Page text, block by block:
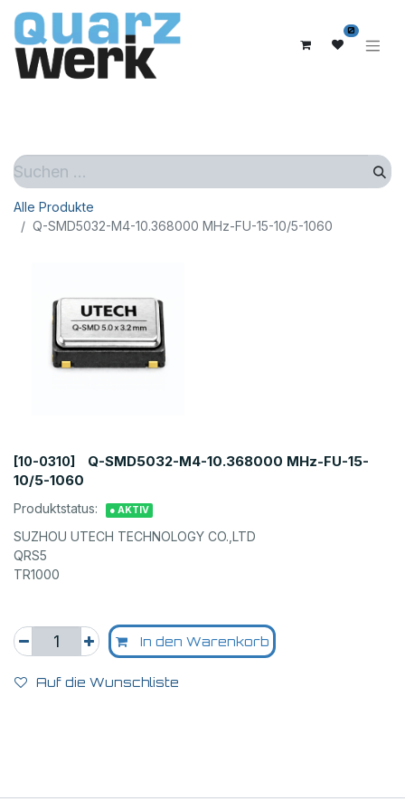
0
Alle Produkte
Q-SMD5032-M4-10.368000 MHz-FU-15-10/5-1060
[10-0310]
Q-SMD5032-M4-10.368000 MHz-FU-15-
10/5-1060
Produktstatus: ● AKTIV
SUZHOU UTECH TECHNOLOGY CO.,LTD
QRS5
TR1000
In den Warenkorb
Auf die Wunschliste